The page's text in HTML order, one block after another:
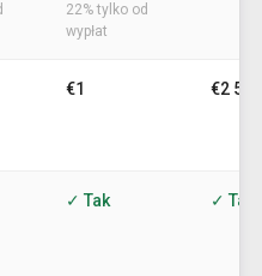
22% tylko od
wypłat
€1 €2 500
✓ Tak ✓ Tak